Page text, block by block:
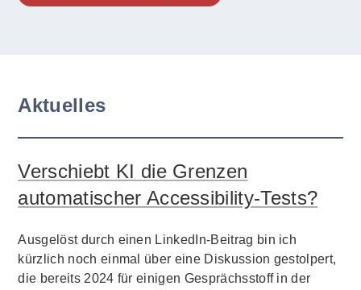
Aktuelles
Verschiebt KI die Grenzen
automatischer Accessibility-Tests?
Ausgelöst durch einen LinkedIn-Beitrag bin ich
kürzlich noch einmal über eine Diskussion gestolpert,
die bereits 2024 für einigen Gesprächsstoff in der